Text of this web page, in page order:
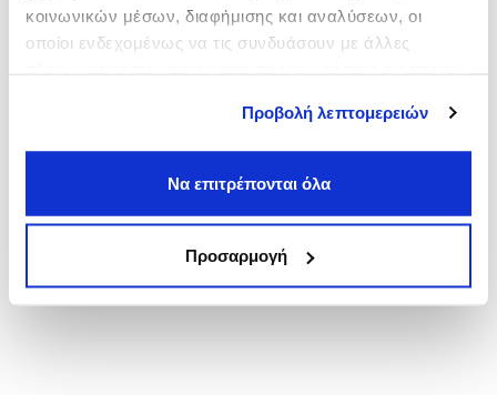
κοινωνικών μέσων, διαφήμισης και αναλύσεων, οι
οποίοι ενδεχομένως να τις συνδυάσουν με άλλες
Προβολή λεπτομερειών
Να επιτρέπονται όλα
Προσαρμογή
Άγιος Ιωάννης Ρέντης